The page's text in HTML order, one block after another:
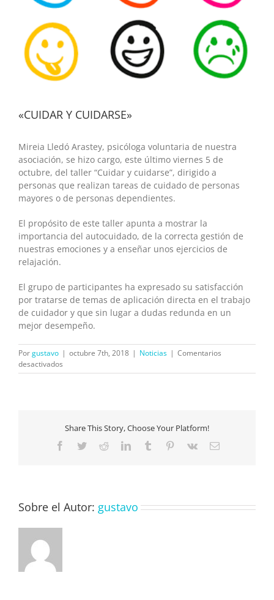
«CUIDAR Y CUIDARSE»
Mireia Lledó Arastey, psicóloga voluntaria de nuestra
asociación, se hizo cargo, este último viernes 5 de
octubre, del taller “Cuidar y cuidarse”, dirigido a
personas que realizan tareas de cuidado de personas
mayores o de personas dependientes.
El propósito de este taller apunta a mostrar la
importancia del autocuidado, de la correcta gestión de
nuestras emociones y a enseñar unos ejercicios de
relajación.
El grupo de participantes ha expresado su satisfacción
por tratarse de temas de aplicación directa en el trabajo
de cuidador y que sin lugar a dudas redunda en un
mejor desempeño.
Porgustavo | octubre 7th, 2018 | Noticias | Comentarios
desactivados
«CUIDAR
Share This Story, Choose Your Platform!
Facebook
TwitterRedditLinkedInTumblr Pinterest
Vk
Correo
Sobre el Autor: gustavo